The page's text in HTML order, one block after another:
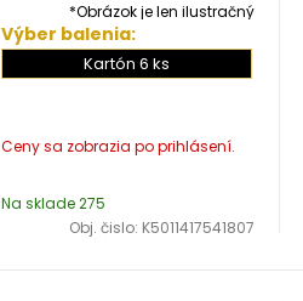
*Obrázok je len ilustračný
Výber balenia:
Kartón 6 ks
Na sklade 275
Obj. čislo: K5011417541807